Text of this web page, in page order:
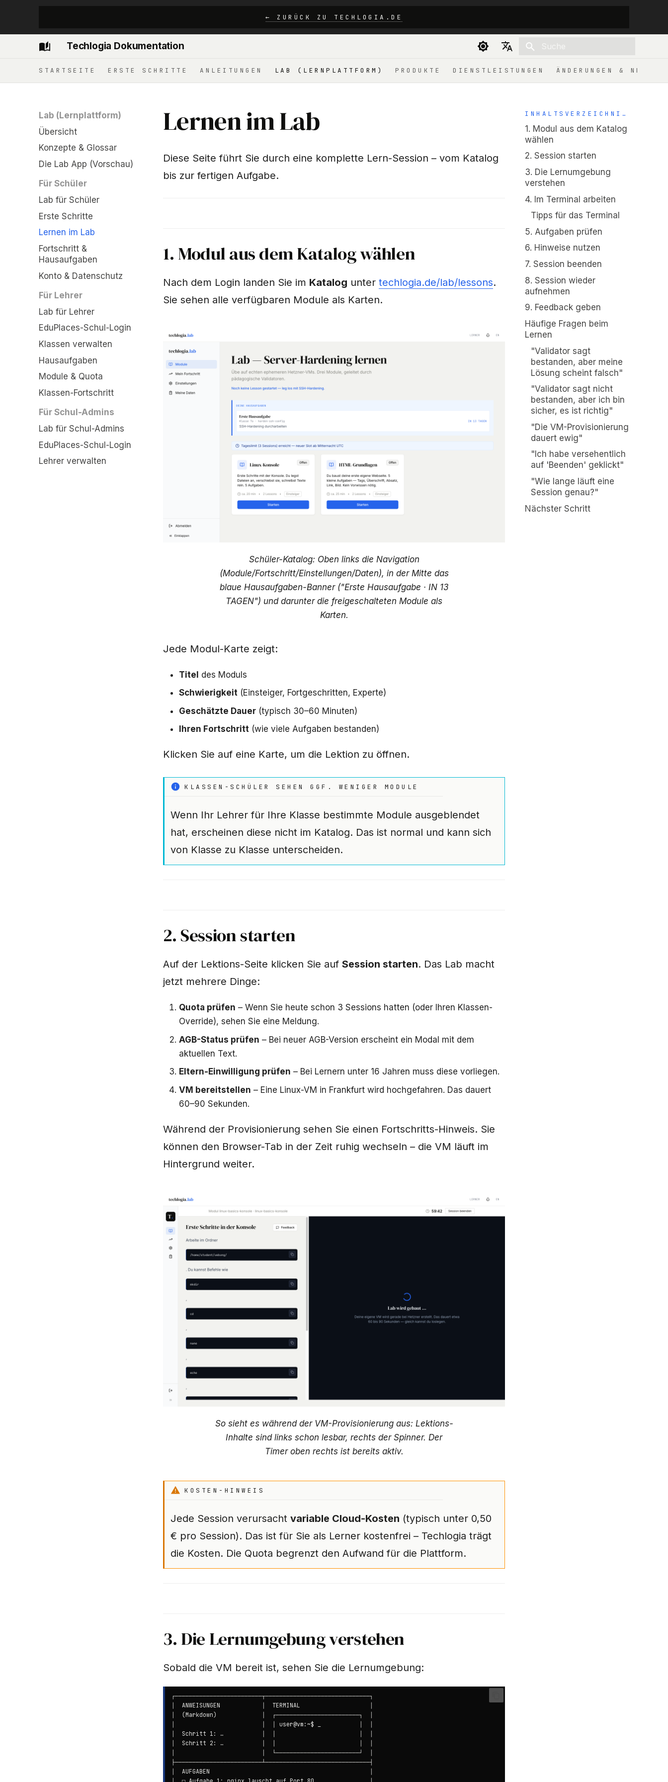
← ZURÜCK ZU TECHLOGIA.DE
Techlogia Dokumentation
Deutsch
STARTSEITE ERSTE SCHRITTE ANLEITUNGEN LAB (LERNPLATTFORM) PRODUKTE DIENSTLEISTUNGEN ÄNDERUNGEN &
Lab (Lernplattform)
Übersicht
Konzepte & Glossar
Die Lab App (Vorschau)
Für Schüler
Lab für Schüler
Erste Schritte
Lernen im Lab
Fortschritt &
Hausaufgaben
Konto & Datenschutz
Für Lehrer
Lab für Lehrer
EduPlaces-Schul-Login
Klassen verwalten
Hausaufgaben
Module & Quota
Klassen-Fortschritt
Für Schul-Admins
Lab für Schul-Admins
EduPlaces-Schul-Login
Lehrer verwalten
INHALTSVERZEICHNIS
1. Modul aus dem Katalog
wählen
2. Session starten
3. Die Lernumgebung
verstehen
4. Im Terminal arbeiten
Tipps für das Terminal
5. Aufgaben prüfen
6. Hinweise nutzen
7. Session beenden
8. Session wieder
aufnehmen
9. Feedback geben
Häufige Fragen beim
Lernen
"Validator sagt
bestanden, aber meine
Lösung scheint falsch"
"Validator sagt nicht
bestanden, aber ich bin
sicher, es ist richtig"
"Die VM-Provisionierung
dauert ewig"
"Ich habe versehentlich
auf 'Beenden' geklickt"
"Wie lange läuft eine
Session genau?"
Nächster Schritt
Lernen im Lab
Diese Seite führt Sie durch eine komplette Lern-Session – vom Katalog
bis zur fertigen Aufgabe.
1. Modul aus dem Katalog wählen
Nach dem Login landen Sie im Katalog unter techlogia.de/lab/lessons.
Sie sehen alle verfügbaren Module als Karten.
Schüler-Katalog: Oben links die Navigation
(Module/Fortschritt/Einstellungen/Daten), in der Mitte das
blaue Hausaufgaben-Banner ("Erste Hausaufgabe · IN 13
TAGEN") und darunter die freigeschalteten Module als
Karten.
Jede Modul-Karte zeigt:
Titel des Moduls
Schwierigkeit(Einsteiger, Fortgeschritten, Experte)
Geschätzte Dauer(typisch 30–60 Minuten)
Ihren Fortschritt(wie viele Aufgaben bestanden)
Klicken Sie auf eine Karte, um die Lektion zu öffnen.
KLASSEN-SCHÜLER SEHEN GGF. WENIGER MODULE
Wenn Ihr Lehrer für Ihre Klasse bestimmte Module ausgeblendet
hat, erscheinen diese nicht im Katalog. Das ist normal und kann sich
von Klasse zu Klasse unterscheiden.
2. Session starten
Auf der Lektions-Seite klicken Sie auf Session starten. Das Lab macht
jetzt mehrere Dinge:
Quota prüfen – Wenn Sie heute schon 3 Sessions hatten (oder Ihren Klassen-
Override), sehen Sie eine Meldung.
AGB-Status prüfen – Bei neuer AGB-Version erscheint ein Modal mit dem
aktuellen Text.
Eltern-Einwilligung prüfen – Bei Lernern unter 16 Jahren muss diese vorliegen.
VM bereitstellen – Eine Linux-VM in Frankfurt wird hochgefahren. Das dauert
60–90 Sekunden.
Während der Provisionierung sehen Sie einen Fortschritts-Hinweis. Sie
können den Browser-Tab in der Zeit ruhig wechseln – die VM läuft im
Hintergrund weiter.
So sieht es während der VM-Provisionierung aus: Lektions-
Inhalte sind links schon lesbar, rechts der Spinner. Der
Timer oben rechts ist bereits aktiv.
KOSTEN-HINWEIS
Jede Session verursacht variable Cloud-Kosten (typisch unter 0,50
€ pro Session). Das ist für Sie als Lerner kostenfrei – Techlogia trägt
die Kosten. Die Quota begrenzt den Aufwand für die Plattform.
3. Die Lernumgebung verstehen
Sobald die VM bereit ist, sehen Sie die Lernumgebung: